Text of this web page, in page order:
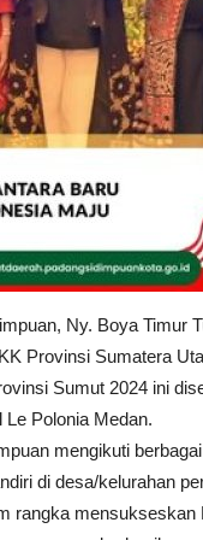
Ny. Boya Timur
Provinsi Sumatera
Sumut 2024 ini
Polonia Medan.
mengikuti
di desa/kelurahan
rangka mensukseskan